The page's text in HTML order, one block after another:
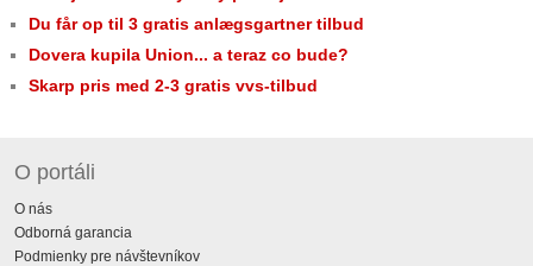
Du får op til 3 gratis anlægsgartner tilbud
Dovera kupila Union... a teraz co bude?
Skarp pris med 2-3 gratis vvs-tilbud
O portáli
O nás
Odborná garancia
Podmienky pre návštevníkov